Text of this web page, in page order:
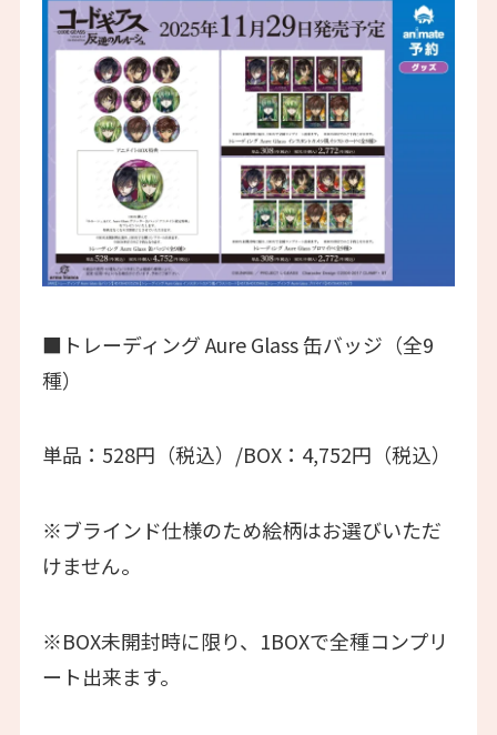
■トレーディング Aure Glass 缶バッジ（全9
種）
単品：528円（税込）/BOX：4,752円（税込）
※ブラインド仕様のため絵柄はお選びいただ
けません。
※BOX未開封時に限り、1BOXで全種コンプリ
ート出来ます。